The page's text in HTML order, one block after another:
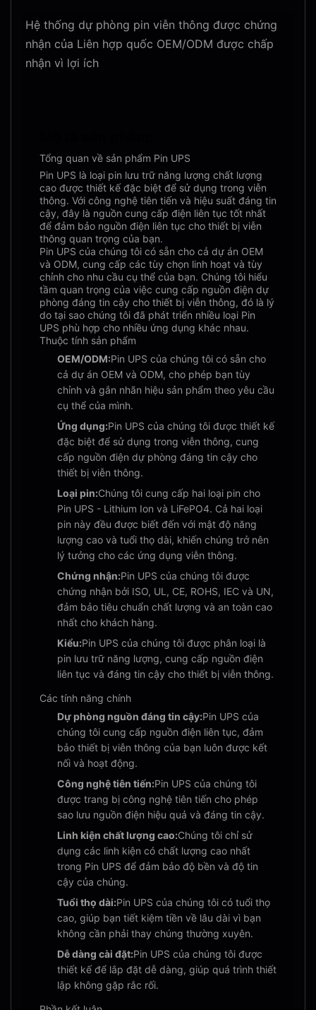
Hệ thống dự phòng pin viễn thông được chứng
nhận của Liên hợp quốc OEM/ODM được chấp
nhận vì lợi ích
Tổng quan về sản phẩm Pin UPS
Pin UPS là loại pin lưu trữ năng lượng chất lượng
cao được thiết kế đặc biệt để sử dụng trong viễn
thông. Với công nghệ tiên tiến và hiệu suất đáng tin
cậy, đây là nguồn cung cấp điện liên tục tốt nhất
để đảm bảo nguồn điện liên tục cho thiết bị viễn
thông quan trọng của bạn.
Pin UPS của chúng tôi có sẵn cho cả dự án OEM
và ODM, cung cấp các tùy chọn linh hoạt và tùy
chỉnh cho nhu cầu cụ thể của bạn. Chúng tôi hiểu
tầm quan trọng của việc cung cấp nguồn điện dự
phòng đáng tin cậy cho thiết bị viễn thông, đó là lý
do tại sao chúng tôi đã phát triển nhiều loại Pin
UPS phù hợp cho nhiều ứng dụng khác nhau.
Thuộc tính sản phẩm
OEM/ODM:Pin UPS của chúng tôi có sẵn cho
cả dự án OEM và ODM, cho phép bạn tùy
chỉnh và gắn nhãn hiệu sản phẩm theo yêu cầu
cụ thể của mình.
Ứng dụng:Pin UPS của chúng tôi được thiết kế
đặc biệt để sử dụng trong viễn thông, cung
cấp nguồn điện dự phòng đáng tin cậy cho
thiết bị viễn thông.
Loại pin:Chúng tôi cung cấp hai loại pin cho
Pin UPS - Lithium Ion và LiFePO4. Cả hai loại
pin này đều được biết đến với mật độ năng
lượng cao và tuổi thọ dài, khiến chúng trở nên
lý tưởng cho các ứng dụng viễn thông.
Chứng nhận:Pin UPS của chúng tôi được
chứng nhận bởi ISO, UL, CE, ROHS, IEC và UN,
đảm bảo tiêu chuẩn chất lượng và an toàn cao
nhất cho khách hàng.
Kiểu:Pin UPS của chúng tôi được phân loại là
pin lưu trữ năng lượng, cung cấp nguồn điện
liên tục và đáng tin cậy cho thiết bị viễn thông.
Các tính năng chính
Dự phòng nguồn đáng tin cậy:Pin UPS của
chúng tôi cung cấp nguồn điện liên tục, đảm
bảo thiết bị viễn thông của bạn luôn được kết
nối và hoạt động.
Công nghệ tiên tiến:Pin UPS của chúng tôi
được trang bị công nghệ tiên tiến cho phép
sao lưu nguồn điện hiệu quả và đáng tin cậy.
Linh kiện chất lượng cao:Chúng tôi chỉ sử
dụng các linh kiện có chất lượng cao nhất
trong Pin UPS để đảm bảo độ bền và độ tin
cậy của chúng.
Tuổi thọ dài:Pin UPS của chúng tôi có tuổi thọ
cao, giúp bạn tiết kiệm tiền về lâu dài vì bạn
không cần phải thay chúng thường xuyên.
Dễ dàng cài đặt:Pin UPS của chúng tôi được
thiết kế để lắp đặt dễ dàng, giúp quá trình thiết
lập không gặp rắc rối.